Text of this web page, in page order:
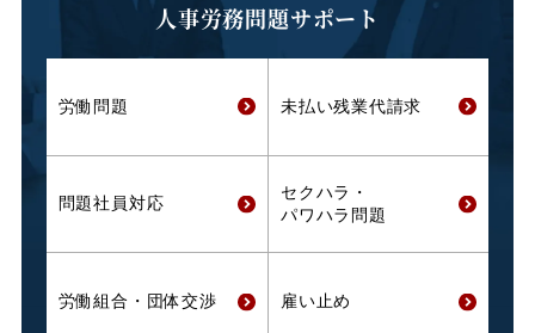
人事労務問題サポート
労働問題 未払い残業代請求
問題社員対応
セクハラ・
パワハラ問題
労働組合・ 団体交渉 雇い止め